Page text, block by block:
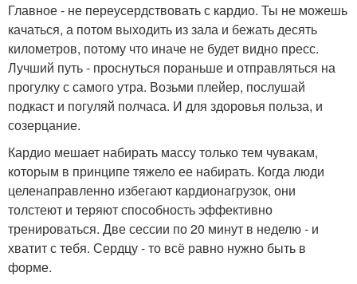
Главное - не переусердствовать с кардио. Ты не можешь
качаться, а потом выходить из зала и бежать десять
километров, потому что иначе не будет видно пресс.
Лучший путь - проснуться пораньше и отправляться на
прогулку с самого утра. Возьми плейер, послушай
подкаст и погуляй полчаса. И для здоровья польза, и
созерцание.
Кардио мешает набирать массу только тем чувакам,
которым в принципе тяжело ее набирать. Когда люди
целенаправленно избегают кардионагрузок, они
толстеют и теряют способность эффективно
тренироваться. Две сессии по 20 минут в неделю - и
хватит с тебя. Сердцу - то всё равно нужно быть в
форме.